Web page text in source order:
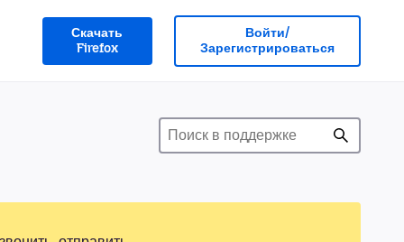
Скачать
Firefox
Войти/
Зарегистрироваться